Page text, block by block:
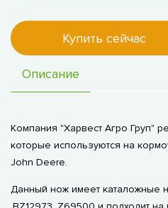
Купить сейчас
Описание
Компания "Харвест Агро Груп"
которые используются на
John Deere.
Данный нож имеет каталожные